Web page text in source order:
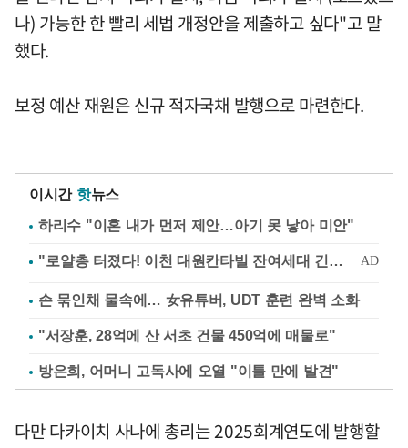
나) 가능한 한 빨리 세법 개정안을 제출하고 싶다"고 말
했다.
보정 예산 재원은 신규 적자국채 발행으로 마련한다.
이시간 핫뉴스
하리수 "이혼 내가 먼저 제안…아기 못 낳아 미안"
손 묶인채 물속에… 女유튜버, UDT 훈련 완벽 소화
"서장훈, 28억에 산 서초 건물 450억에 매물로"
방은희, 어머니 고독사에 오열 "이틀 만에 발견"
다만 다카이치 사나에 총리는 2025회계연도에 발행할